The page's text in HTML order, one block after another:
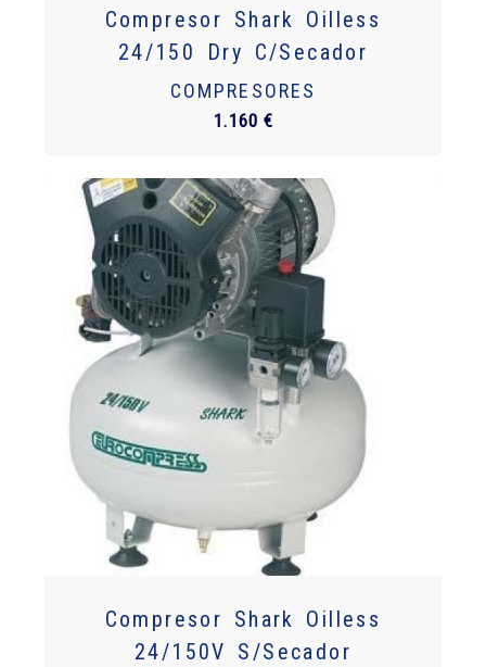
Compresor Shark Oilless
24/150 Dry C/Secador
COMPRESORES
1.160 €
Compresor Shark Oilless
24/150V S/Secador